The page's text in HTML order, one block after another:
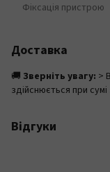
Фіксація пристрою
Доставка
🚚 Зверніть увагу: >
здійснюється при
Відгуки